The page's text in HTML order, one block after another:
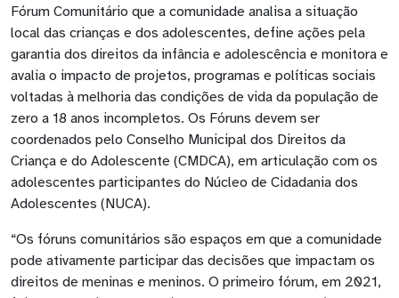
Fórum Comunitário que a comunidade analisa a situação
local das crianças e dos adolescentes, define ações pela
garantia dos direitos da infância e adolescência e monitora e
avalia o impacto de projetos, programas e políticas sociais
voltadas à melhoria das condições de vida da população de
zero a 18 anos incompletos. Os Fóruns devem ser
coordenados pelo Conselho Municipal dos Direitos da
Criança e do Adolescente (CMDCA), em articulação com os
adolescentes participantes do Núcleo de Cidadania dos
Adolescentes (NUCA).
“Os fóruns comunitários são espaços em que a comunidade
pode ativamente participar das decisões que impactam os
direitos de meninas e meninos. O primeiro fórum, em 2021,